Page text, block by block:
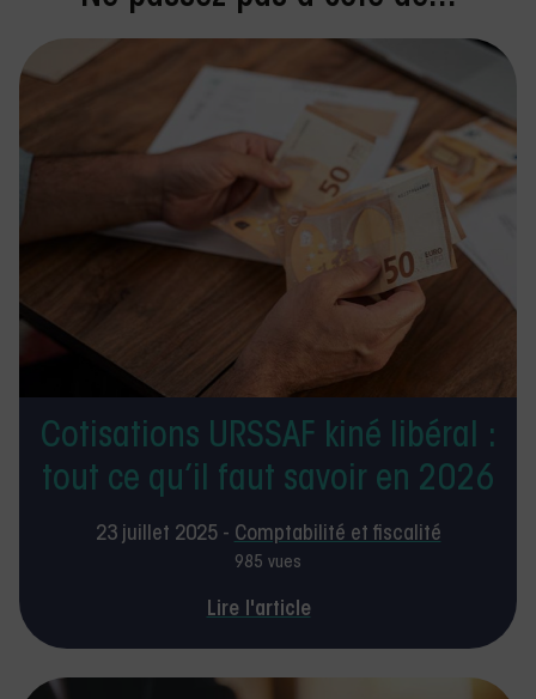
Cotisations URSSAF kiné libéral :
tout ce qu’il faut savoir en 2026
23 juillet 2025 - Comptabilité et fiscalité
985 vues
Lire l'article